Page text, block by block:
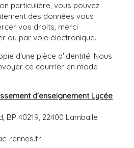
particulière, vous pouvez
des données vous
vos droits, merci
ou par voie électronique.
d'une pièce d'identité. Nous
ce courrier en mode
d'enseignement Lycée
BP 40219, 22400 Lamballe
rennes.fr